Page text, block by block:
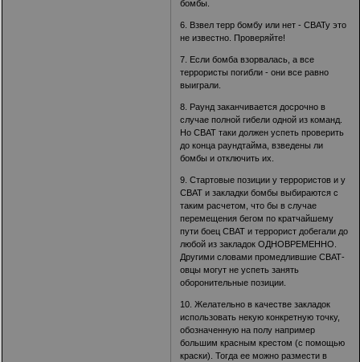
бомбы.
6. Взвел терр бомбу или нет - СВАТу это
не известно. Проверяйте!
7. Если бомба взорвалась, а все
террористы погибли - они все равно
выиграли.
8. Раунд заканчивается досрочно в
случае полной гибели одной из команд.
Но СВАТ таки должен успеть проверить
до конца раундтайма, взведены ли
бомбы и отключить их.
9. Стартовые позиции у террористов и у
СВАТ и закладки бомбы выбираются с
таким расчетом, что бы в случае
перемещения бегом по кратчайшему
пути боец СВАТ и террорист добегали до
любой из закладок ОДНОВРЕМЕННО.
Другими словами промедлившие СВАТ-
овцы могут не успеть занять
оборонительные позиции.
10. Желательно в качестве закладок
использовать некую конкретную точку,
обозначенную на полу например
большим красным крестом (с помощью
краски). Тогда ее можно размести в